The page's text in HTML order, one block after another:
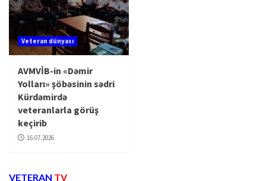
Veteran dünyası
AVMVİB-in «Dəmir
Yolları» şöbəsinin sədri
Kürdəmirdə
veteranlarla görüş
keçirib
16.07.2026
VETERAN TV